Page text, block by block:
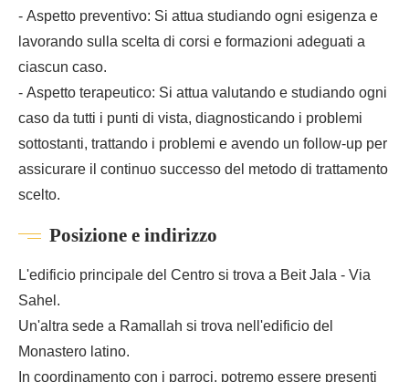
- Aspetto preventivo: Si attua studiando ogni esigenza e
lavorando sulla scelta di corsi e formazioni adeguati a
ciascun caso.
- Aspetto terapeutico: Si attua valutando e studiando ogni
caso da tutti i punti di vista, diagnosticando i problemi
sottostanti, trattando i problemi e avendo un follow-up per
assicurare il continuo successo del metodo di trattamento
scelto.
Posizione e indirizzo
L'edificio principale del Centro si trova a Beit Jala - Via
Sahel.
Un'altra sede a Ramallah si trova nell'edificio del
Monastero latino.